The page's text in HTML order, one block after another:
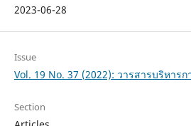
2023-06-28
Issue
Vol. 19 No. 37 (2022): วารสารบริหาร
Section